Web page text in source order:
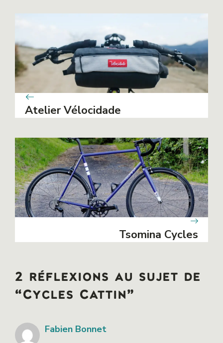
Atelier Vélocidade
Tsomina Cycles
2 réflexions au sujet de
“Cycles Cattin”
Fabien Bonnet